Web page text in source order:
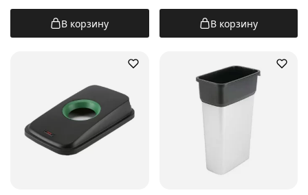
В корзину В корзину